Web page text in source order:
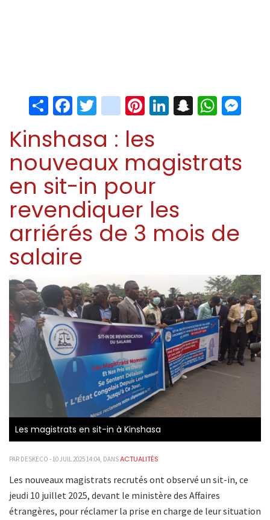
ShareFacebook
Twitter
instagram
Pinterest
LinkedIn
Snapchat
Kinshasa : les
nouveaux magistrats
en sit-in pour
revendiquer les
arriérés de 3 mois de
salaire
Les magistrats en sit-in à Kinshasa
PAR DESKECO - 10 JUIL 2025 14:04, DANSACTUALITÉS
Les nouveaux magistrats recrutés ont observé un sit-in, ce
jeudi 10 juillet 2025, devant le ministère des Affaires
étrangères, pour réclamer la prise en charge de leur situation